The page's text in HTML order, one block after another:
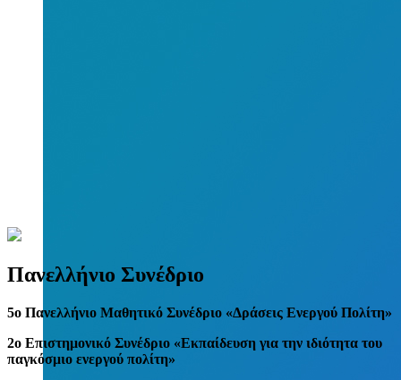
Πανελλήνιο Συνέδριο
5o Πανελλήνιο Μαθητικό Συνέδριο «Δράσεις Ενεργού Πολίτη»
2ο Επιστημονικό Συνέδριο «Εκπαίδευση για την ιδιότητα του
παγκόσμιο ενεργού πολίτη»